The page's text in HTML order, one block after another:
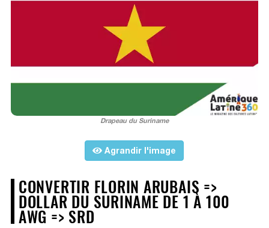
Drapeau du Suriname
Agrandir l'image
CONVERTIR FLORIN ARUBAIS =>
DOLLAR DU SURINAME DE 1 À 100
AWG => SRD